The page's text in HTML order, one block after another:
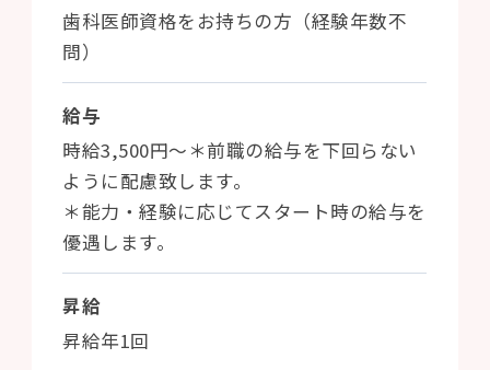
歯科医師資格をお持ちの方（経験年数不
問）
給与
時給3,500円〜＊前職の給与を下回らない
ように配慮致します。
＊能力・経験に応じてスタート時の給与を
優遇します。
昇給
昇給年1回